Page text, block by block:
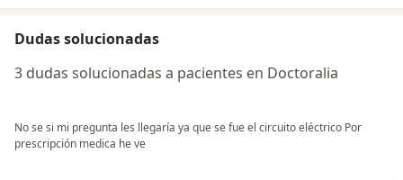
Dudas solucionadas
3 dudas solucionadas a pacientes en Doctoralia
No se si mi pregunta les llegaría ya que se fue el circuito eléctrico Por
prescripción medica he ve